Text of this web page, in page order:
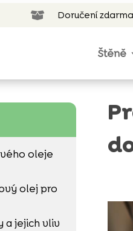
 Doručení zdarma
Štěně
oleje
olej pro
a jejich vliv